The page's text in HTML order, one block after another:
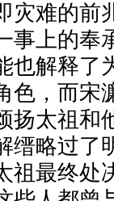
灾难的前
事上的奉
也解释了
色，而宋
扬太祖和
缙略过
祖最终处